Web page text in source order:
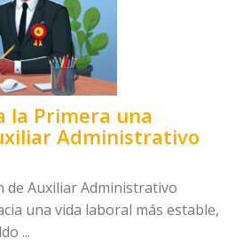
la Primera una
Administrativo
Auxiliar Administrativo
una vida laboral más estable,
...